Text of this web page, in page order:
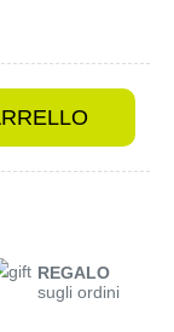
REGALO
sugli ordini